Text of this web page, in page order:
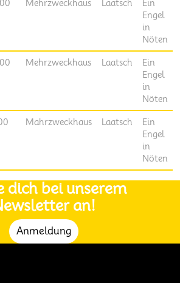
Mehrzweckhaus Laatsch
Ein
Engel
in
Nöten
Mehrzweckhaus Laatsch
Ein
Engel
in
Nöten
Mahrzweckhaus Laatsch
Ein
Engel
in
Nöten
dich bei unserem
an!
Anmeldung